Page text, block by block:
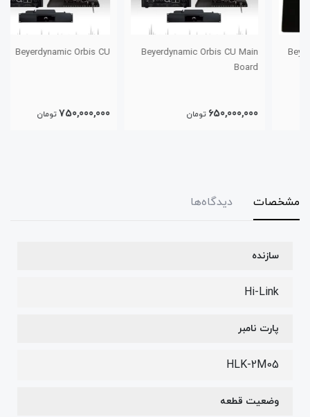
Beyerdynamic Orbis CU Main
650,000,000 تومان
Beyerdynamic Orbis CU
750,000,000 تومان
مشخصات دیدگاه‌ها
سازنده
Hi-Link
پارت نامبر
HLK-2M05
وضعیت قطعه